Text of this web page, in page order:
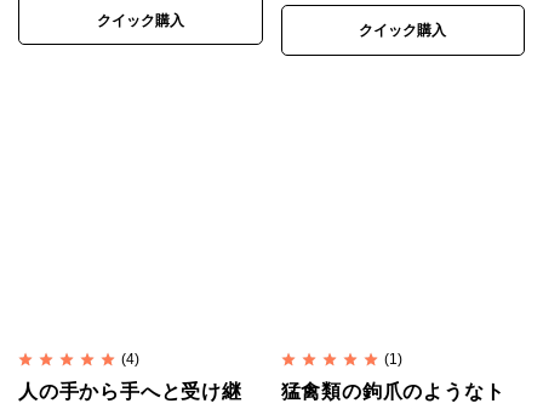
クイック購入
クイック購入
(4)
人の手から手へと受け継
(1)
猛禽類の鉤爪のようなト